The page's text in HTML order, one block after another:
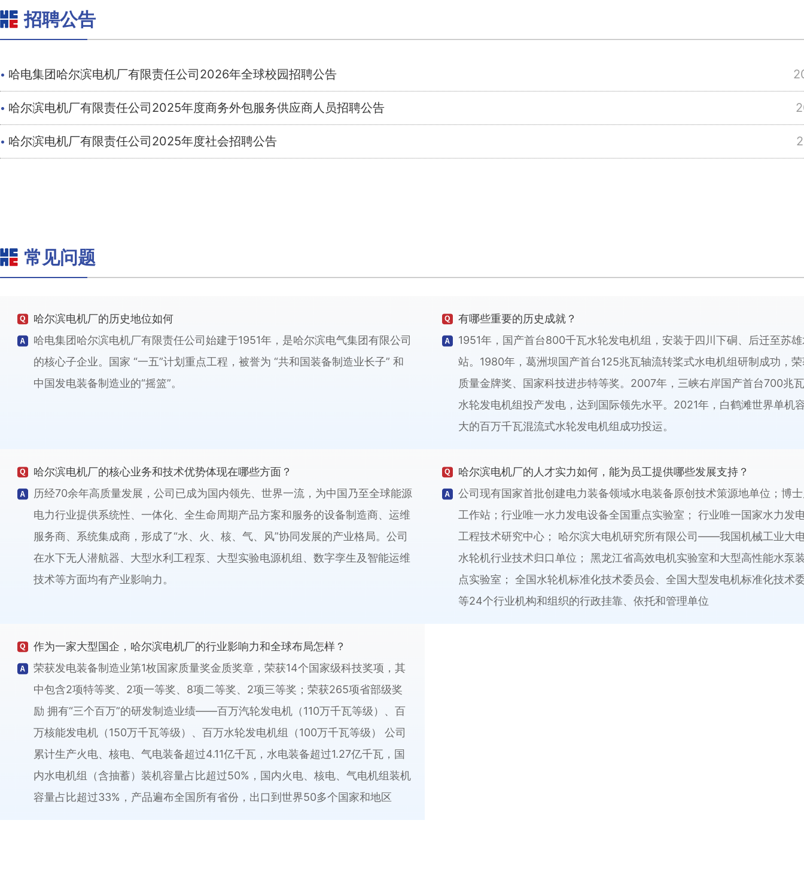
招聘公告
· 哈电集团哈尔滨电机厂有限责任公司2026年全球校园招聘公告
· 哈尔滨电机厂有限责任公司2025年度商务外包服务供应商人员招聘公告
· 哈尔滨电机厂有限责任公司2025年度社会招聘公告
常见问题
哈尔滨电机厂的历史地位如何
哈电集团哈尔滨电机厂有限责任公司始建于1951年，是哈尔滨电气集团有限公司
的核心子企业。国家 “一五”计划重点工程，被誉为 “共和国装备制造业长子” 和
中国发电装备制造业的“摇篮”。
有哪些重要的历史成就？
1951年，国产首台800千瓦水轮发电机组，安装于四川下硐、后迁至苏
站。1980年，葛洲坝国产首台125兆瓦轴流转桨式水电机组研制成功，
质量金牌奖、国家科技进步特等奖。2007年，三峡右岸国产首台700兆
水轮发电机组投产发电，达到国际领先水平。2021年，白鹤滩世界单机
大的百万千瓦混流式水轮发电机组成功投运。
哈尔滨电机厂的核心业务和技术优势体现在哪些方面？
历经70余年高质量发展，公司已成为国内领先、世界一流，为中国乃至全球能源
电力行业提供系统性、一体化、全生命周期产品方案和服务的设备制造商、运维
服务商、系统集成商，形成了“水、火、核、气、风”协同发展的产业格局。公司
在水下无人潜航器、大型水利工程泵、大型实验电源机组、数字孪生及智能运维
技术等方面均有产业影响力。
哈尔滨电机厂的人才实力如何，能为员工提供哪些发展支持？
公司现有国家首批创建电力装备领域水电装备原创技术策源地单位；博
工作站；行业唯一水力发电设备全国重点实验室； 行业唯一国家水力发
工程技术研究中心； 哈尔滨大电机研究所有限公司——我国机械工业大
水轮机行业技术归口单位； 黑龙江省高效电机实验室和大型高性能水泵
点实验室； 全国水轮机标准化技术委员会、全国大型发电机标准化技术
等24个行业机构和组织的行政挂靠、依托和管理单位
作为一家大型国企，哈尔滨电机厂的行业影响力和全球布局怎样？
荣获发电装备制造业第1枚国家质量奖金质奖章，荣获14个国家级科技奖项，其
中包含2项特等奖、2项一等奖、8项二等奖、2项三等奖；荣获265项省部级奖
励 拥有“三个百万”的研发制造业绩——百万汽轮发电机（110万千瓦等级）、百
万核能发电机（150万千瓦等级）、百万水轮发电机组（100万千瓦等级） 公司
累计生产火电、核电、气电装备超过4.11亿千瓦，水电装备超过1.27亿千瓦，国
内水电机组（含抽蓄）装机容量占比超过50%，国内火电、核电、气电机组装机
容量占比超过33%，产品遍布全国所有省份，出口到世界50多个国家和地区